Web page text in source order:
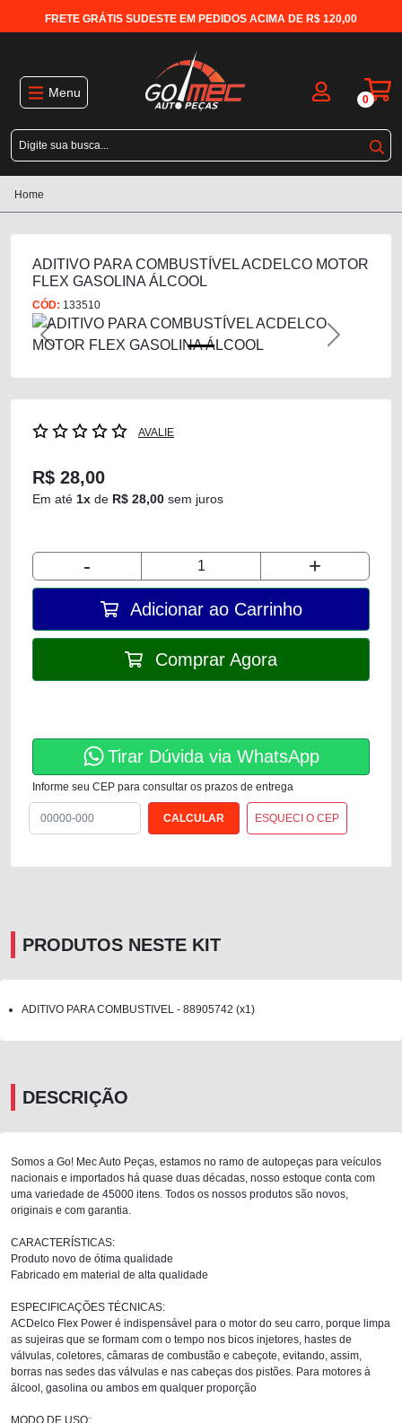
FRETE GRÁTIS SUDESTE EM PEDIDOS ACIMA DE R$ 120,00
Menu 0
Home
ADITIVO PARA COMBUSTÍVEL ACDELCO MOTOR
FLEX GASOLINA ÁLCOOL
CÓD: 133510
Previous Next
AVALIE
R$ 28,00
Em até 1x de R$ 28,00 sem juros
- +
Adicionar ao Carrinho
Comprar Agora
Tirar Dúvida via WhatsApp
Informe seu CEP para consultar os prazos de entrega
ESQUECI O CEP
PRODUTOS NESTE KIT
ADITIVO PARA COMBUSTIVEL - 88905742 (x1)
DESCRIÇÃO
Somos a Go! Mec Auto Peças, estamos no ramo de autopeças para veículos
nacionais e importados há quase duas décadas, nosso estoque conta com
uma variedade de 45000 itens. Todos os nossos produtos são novos,
originais e com garantia.
CARACTERÍSTICAS:
Produto novo de ótima qualidade
Fabricado em material de alta qualidade
ESPECIFICAÇÕES TÉCNICAS:
ACDelco Flex Power é indispensável para o motor do seu carro, porque limpa
as sujeiras que se formam com o tempo nos bicos injetores, hastes de
válvulas, coletores, câmaras de combustão e cabeçote, evitando, assim,
borras nas sedes das válvulas e nas cabeças dos pistões. Para motores à
álcool, gasolina ou ambos em qualquer proporção
MODO DE USO: